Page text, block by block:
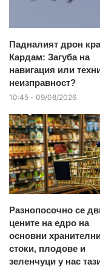
Падналият дрон
Кардам: Загуба на
навигация или
неизправност?
10:45 - 09/08/2026
Разнопосочно се
цените на едро на
основни
стоки, плодове и
зеленчуци у нас